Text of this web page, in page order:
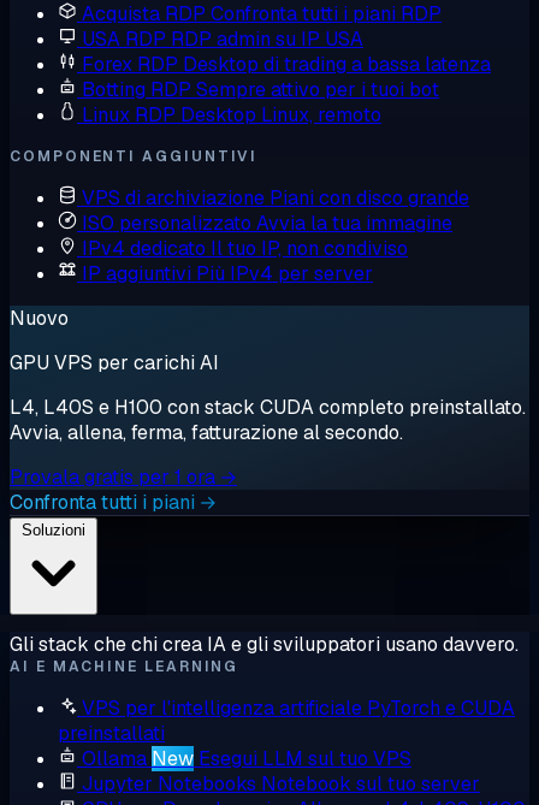
Acquista RDP Confronta tutti i piani RDP
USA RDP RDP admin su IP USA
Forex RDP Desktop di trading a bassa latenza
Botting RDP Sempre attivo per i tuoi bot
Linux RDP Desktop Linux, remoto
COMPONENTI AGGIUNTIVI
VPS di archiviazione Piani con disco grande
ISO personalizzato Avvia la tua immagine
IPv4 dedicato Il tuo IP, non condiviso
IP aggiuntivi Più IPv4 per server
Nuovo
GPU VPS per carichi AI
L4, L40S e H100 con stack CUDA completo preinstallato.
Avvia, allena, ferma, fatturazione al secondo.
Provala gratis per 1 ora →
Confronta tutti i piani →
Gli stack che chi crea IA e gli sviluppatori usano davvero.
AI E MACHINE LEARNING
VPS per l'intelligenza artificiale PyTorch e CUDA
preinstallati
Ollama New Esegui LLM sul tuo VPS
Jupyter Notebooks Notebook sul tuo server